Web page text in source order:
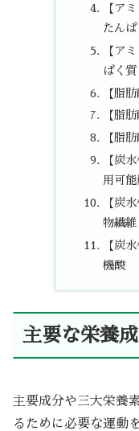
【ア
たん
【ア
ぱく
【脂
【脂
【脂
【炭
用可
【炭
物繊維
【炭
機酸
主要な栄養
主要成分や三大栄養
るために必要な運動